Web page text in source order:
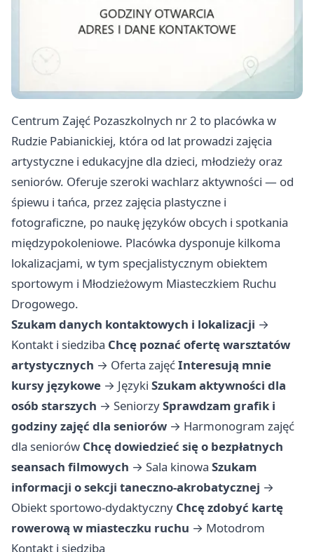
Centrum Zajęć Pozaszkolnych nr 2 to placówka w
Rudzie Pabianickiej, która od lat prowadzi zajęcia
artystyczne i edukacyjne dla dzieci, młodzieży oraz
seniorów. Oferuje szeroki wachlarz aktywności — od
śpiewu i tańca, przez zajęcia plastyczne i
fotograficzne, po naukę języków obcych i spotkania
międzypokoleniowe. Placówka dysponuje kilkoma
lokalizacjami, w tym specjalistycznym obiektem
sportowym i Młodzieżowym Miasteczkiem Ruchu
Drogowego.
Szukam danych kontaktowych i lokalizacji →
Kontakt i siedziba Chcę poznać ofertę warsztatów
artystycznych → Oferta zajęćInteresują mnie
kursy językowe → Języki Szukam aktywności dla
osób starszych → SeniorzySprawdzam grafik i
godziny zajęć dla seniorów → Harmonogram zajęć
dla seniorów Chcę dowiedzieć się o bezpłatnych
seansach filmowych → Sala kinowa Szukam
informacji o sekcji taneczno-akrobatycznej →
Obiekt sportowo-dydaktyczny Chcę zdobyć kartę
rowerową w miasteczku ruchu → Motodrom
Kontakt i siedziba